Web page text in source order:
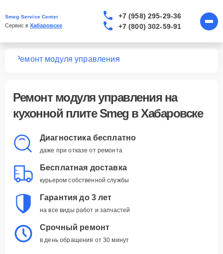
Smeg Service Center
Сервис в Хабаровске
+7 (958) 295-29-36
+7 (800) 302-59-91
Ремонт модуля управления
Ремонт модуля управленияна
кухонной плите Smeg в Хабаровске
Диагностика бесплатно
даже при отказе от ремонта
Бесплатная доставка
курьером собственной службы
Гарантия до 3 лет
на все виды работ и запчастей
Срочный ремонт
в день обращения от 30 минут